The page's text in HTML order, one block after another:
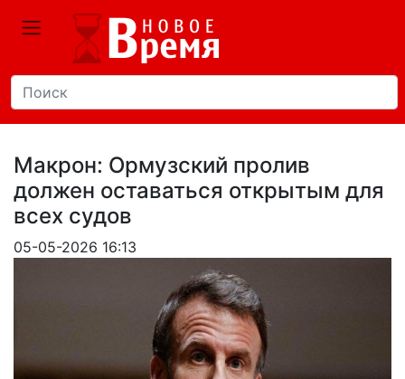
Макрон: Ормузский пролив
должен оставаться открытым для
всех судов
05-05-2026 16:13